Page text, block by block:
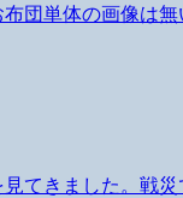
団単体の画像は
てきました。戦